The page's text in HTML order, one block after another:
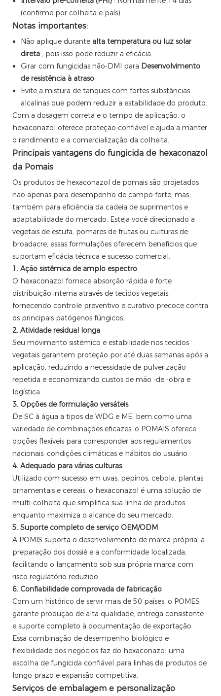
(confirme por colheita e país)
Notas importantes:
Não aplique durante alta temperatura ou luz solar
direta , pois isso pode reduzir a eficácia.
Girar com fungicidas não-DMI para Desenvolvimento
de resistência à atraso .
Evite a mistura de tanques com fortes substâncias
alcalinas que podem reduzir a estabilidade do produto.
Com a dosagem correta e o tempo de aplicação, o
hexaconazol oferece proteção confiável e ajuda a manter
o rendimento e a comercialização da colheita.
Principais vantagens do fungicida de hexaconazol
da Pomais
Os produtos de hexaconazol de pomais são projetados
não apenas para desempenho de campo forte, mas
também para eficiência da cadeia de suprimentos e
adaptabilidade do mercado. Esteja você direcionado a
vegetais de estufa, pomares de frutas ou culturas de
broadacre, essas formulações oferecem benefícios que
suportam eficácia técnica e sucesso comercial.
1. Ação sistêmica de amplo espectro
O hexaconazol fornece absorção rápida e forte
distribuição interna através de tecidos vegetais,
fornecendo controle preventivo e curativo precoce contra
os principais patógenos fúngicos.
2. Atividade residual longa
Seu movimento sistêmico e estabilidade nos tecidos
vegetais garantem proteção por até duas semanas após a
aplicação, reduzindo a necessidade de pulverização
repetida e economizando custos de mão -de -obra e
logística.
3. Opções de formulação versáteis
De SC à água a tipos de WDG e ME, bem como uma
variedade de combinações eficazes, o POMAIS oferece
opções flexíveis para corresponder aos regulamentos
nacionais, condições climáticas e hábitos do usuário.
4. Adequado para várias culturas
Utilizado com sucesso em uvas, pepinos, cebola, plantas
ornamentais e cereais, o hexaconazol é uma solução de
multi-colheita que simplifica sua linha de produtos
enquanto maximiza o alcance do seu mercado.
5. Suporte completo de serviço OEM/ODM
A POMIS suporta o desenvolvimento de marca própria, a
preparação dos dossiê e a conformidade localizada,
facilitando o lançamento sob sua própria marca com
risco regulatório reduzido.
6. Confiabilidade comprovada de fabricação
Com um histórico de servir mais de 50 países, o POMES
garante produção de alta qualidade, entrega consistente
e suporte completo à documentação de exportação.
Essa combinação de desempenho biológico e
flexibilidade dos negócios faz do hexaconazol uma
escolha de fungicida confiável para linhas de produtos de
longo prazo e expansão competitiva.
Serviços de embalagem e personalização